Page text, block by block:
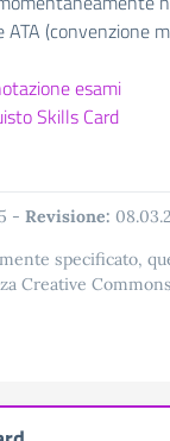
ATA (convenzione
esami
Skills Card
- Revisione:
specificato,
Creative